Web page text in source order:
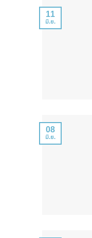
11
มิ.ย.
08
มิ.ย.